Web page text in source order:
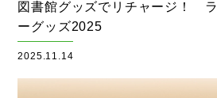
図書館グッズでリチャージ！ ラ
ーグッズ2025
2025.11.14